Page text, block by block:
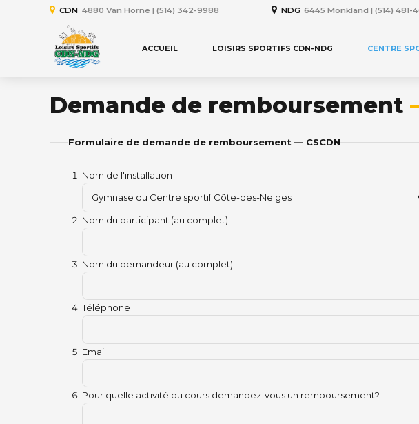
CDN 4880 Van Horne | (514) 342-9988 NDG 6445 Monkland | (514) 481-
ACCUEIL LOISIRS SPORTIFS CDN-NDG CENTRE
Demande de remboursement
Formulaire de demande de remboursement — CSCDN
Nom de l'installation
Gymnase du Centre sportif Côte-des-Neiges
Nom du participant (au complet)
Nom du demandeur (au complet)
Téléphone
Email
Pour quelle activité ou cours demandez-vous un remboursement?